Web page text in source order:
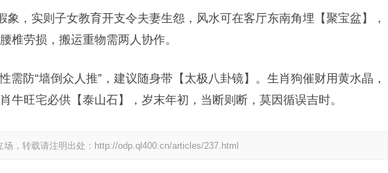
象，实则子女教育开支令夫妻生怨，风水可在客厅东南角埋【聚宝盆】，
椎劳损，搬运重物需两人协作。
需防“墙倒众人推”，建议随身带【太极八卦镜】。生肖狗催财用黄水晶，
牛旺宅必供【泰山石】，岁末年初，当断则断，莫因循误吉时。
，转载请注明出处： http://odp.ql400.cn/articles/237.html